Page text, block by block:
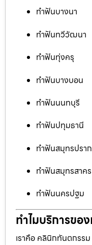
ทำฟันบางนา
ทำฟันทวีวัฒนา
ทำฟันทุ่งครุ
ทำฟันบางบอน
ทำฟันนนทบุรี
ทำฟันปทุมธานี
ทำฟันสมุทรปรา
ทำฟันสมุทรสาคร
ทำฟันนครปฐม
ทำไมบริการขอ
เราคือ คลินิกทันตกรร